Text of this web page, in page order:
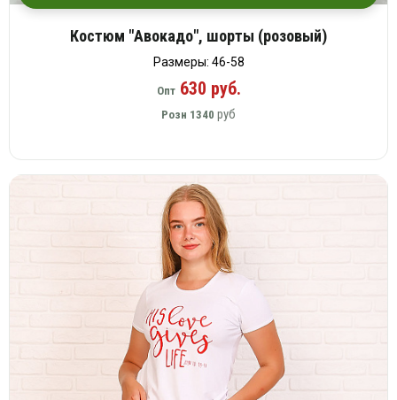
Костюм "Авокадо", шорты (розовый)
Размеры: 46-58
Опт630 руб.
Розн 1340 руб